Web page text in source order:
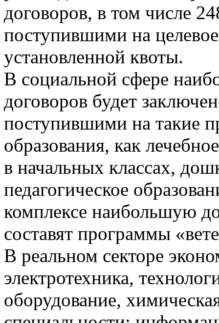
договоров, в том числе
поступившими на
установленной квоты.
В социальной сфере
договоров будет
поступившими на такие
образования, как
в начальных классах,
педагогическое
комплексе наибольшую
составят программы
В реальном секторе
электротехника,
оборудование,